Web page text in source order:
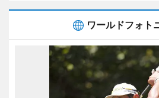
ワールドフォト